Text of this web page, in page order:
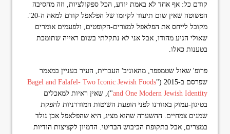
קודם כל: אף אחד לא באמת יודע, הכל ספקולציות, וזה מהסיבה
הפשוטה שאין שום תיעוד לקיומו של הפלאפל קודם למאה ה-20'.
מקובל לייחס את הפלאפל למצרים-הקופטים, ולפעמים אומרים
שאולי הגיע מהודו, אבל אני לא נתקלתי בשום ראייה שתומכת
בטענות כאלו.
פרופ' שאול שטמפפר, מהאוניב' העברית, העיר בעניין במאמר
שפרסם ב-2015 ("
Bagel and Falafel- Two Iconic Jewish Foods
and One Modern Jewish Identity"), שאין ראיות למאכלים
בטיגון-עמוק באזורנו לפני הופעת השיטות המודרניות להפקת
שמנים צמחיים. ההשערה שהוא מציג, היא שהפלאפל אכן נולד
במצרים, אבל בתקופת הכיבוש הבריטי. הדמיון לקציצות הודיות